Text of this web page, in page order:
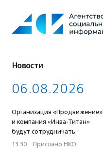
содержанию
Новости
06.08.2026
Организация «Продвижение»
и компания «Инва-Титан»
будут сотрудничать
13:30 · Прислано НКО